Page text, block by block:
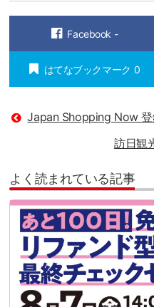
Facebook -
はてなブックマーク 0
Japan Shopping Now
訪日観
よく読まれている記事